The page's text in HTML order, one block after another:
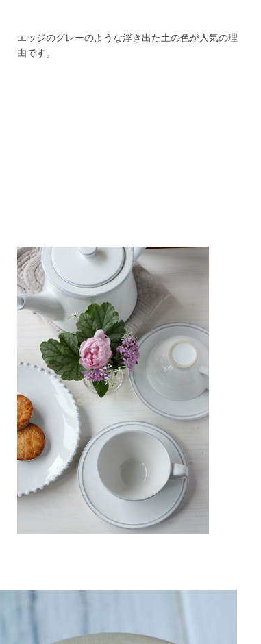
エッジのグレーのような浮き出た土の色が人気の理
由です。